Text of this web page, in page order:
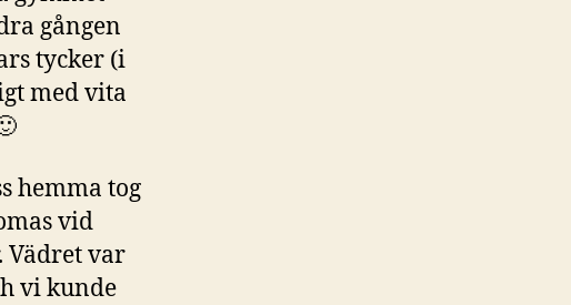
gången
tycker (i
med vita
hemma tog
vid
Vädret var
vi kunde